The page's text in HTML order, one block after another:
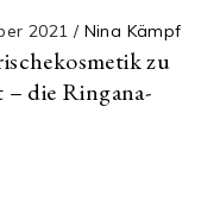
2021 / Nina Kämpf
zu
die Ringana-